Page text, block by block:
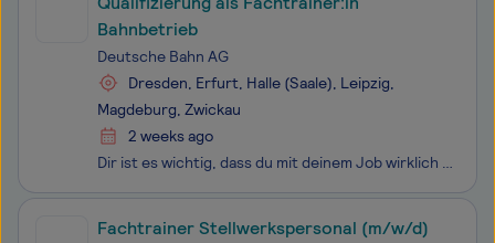
Bahnbetrieb
Deutsche Bahn AG
Dresden, Erfurt, Halle (Saale), Leipzig,
Magdeburg, Zwickau
2 weeks ago
Dir ist es wichtig, dass du mit deinem Job wirklich etwas bewegst. Finde deinen Platz in einem von über 500 Berufen bei der Deutschen Bahn. Wir bieten Profis und Berufsstarter:innen sichere Jobs mit Zukunftsperspektiven. Bewirb dich jetzt für ein Team, das sich gegenseitig unterstützt und auf die Zu
Fachtrainer Stellwerkspersonal (m/w/d)